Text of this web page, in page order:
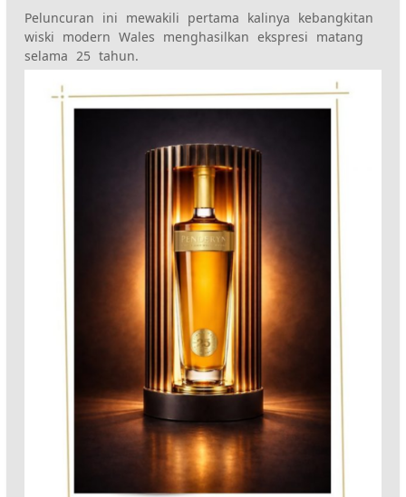
Peluncuran ini mewakili pertama kalinya kebangkitan
wiski modern Wales menghasilkan ekspresi matang
selama 25 tahun.